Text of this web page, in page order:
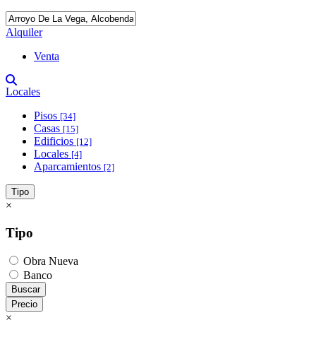
Alquiler
Venta
Locales
Pisos [34]
Casas [15]
Edificios [12]
Locales [4]
Aparcamientos [2]
Tipo
×
Tipo
Obra Nueva
Banco
Buscar
Precio
×